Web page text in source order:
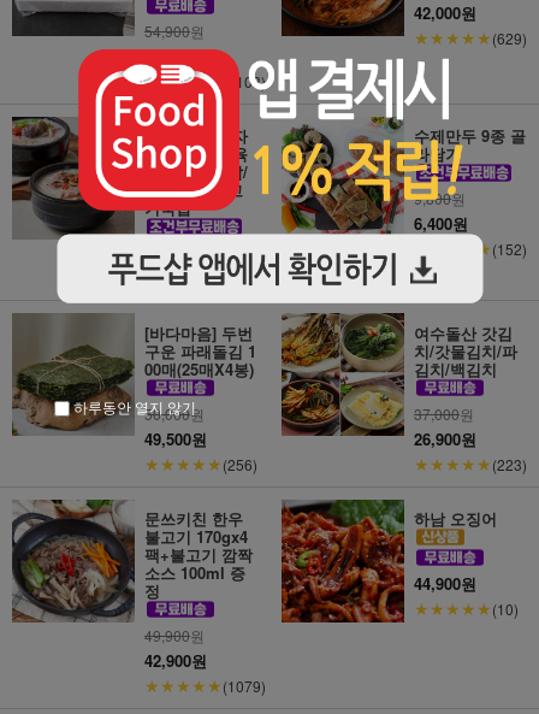
54,900원
48,900원
★★★★★ (1103)
42,000원
★★★★★(629)
[용인맛집 경자
국밥]깔끔한 육
수의 돼지국밥/
순대국밥/살고
기국밥
7,900원
★★★★★(876)
수제만두 9종 골
라담기
9,800원
6,400원
★★★★★(152)
[바다마음] 두번
구운 파래돌김 1
00매(25매X4봉)
50,000원
49,500원
★★★★★(256)
여수돌산 갓김
치/갓물김치/파
김치/백김치
37,000원
26,900원
★★★★★(223)
문쓰키친 한우
불고기 170gx4
팩+불고기 깜짝
소스 100ml 증
정
49,900원
42,900원
★★★★★(1079)
하남 오징어
44,900원
★★★★★(10)
하루동안 열지 않기